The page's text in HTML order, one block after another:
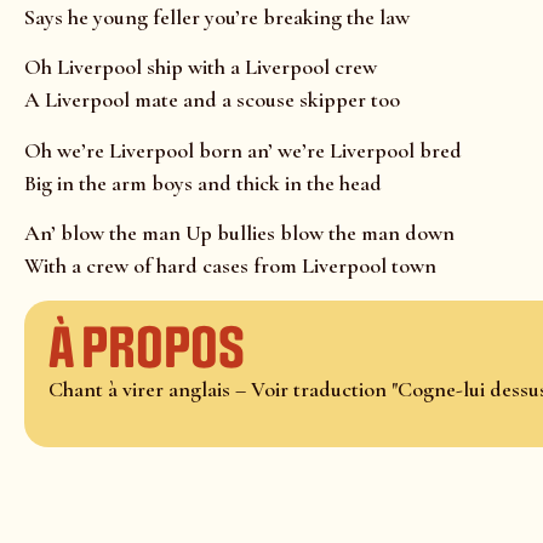
Says he young feller you’re breaking the law
Oh Liverpool ship with a Liverpool crew
A Liverpool mate and a scouse skipper too
Oh we’re Liverpool born an’ we’re Liverpool bred
Big in the arm boys and thick in the head
An’ blow the man Up bullies blow the man down
With a crew of hard cases from Liverpool town
À propos
Chant à virer anglais – Voir traduction "Cogne-lui